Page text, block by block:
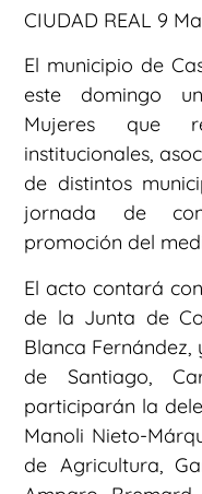
CIUDAD REAL 9
El municipio de
este domingo
Mujeres que
institucionales,
de distintos
jornada de
promoción del
El acto contará
de la Junta de
Blanca
de Santiago,
participarán la
Manoli Nieto-
de Agricultura,